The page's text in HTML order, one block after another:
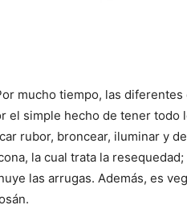
mucho tiempo, las
el simple hecho de tener todo
rubor, broncear, iluminar y
la cual trata la
las arrugas. Además, es